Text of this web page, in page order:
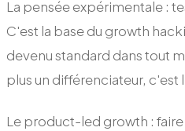
La pensée expérimentale :
C'est la base du growth
devenu standard dans tout
plus un différenciateur, c'est
Le product-led growth :